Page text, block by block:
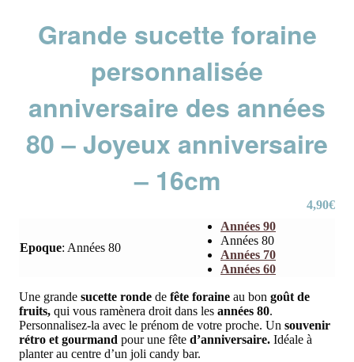
Grande sucette foraine
personnalisée
anniversaire des années
80 – Joyeux anniversaire
– 16cm
4,90€
Une grande sucette ronde de fête foraine au bon goût de
fruits, qui vous ramènera droit dans les années 80.
Personnalisez-la avec le prénom de votre proche. Un souvenir
rétro et gourmand pour une fête d’anniversaire. Idéale à
planter au centre d’un joli candy bar.
Epoque: Années 80
Années 90
Années 80
Années 70
Années 60